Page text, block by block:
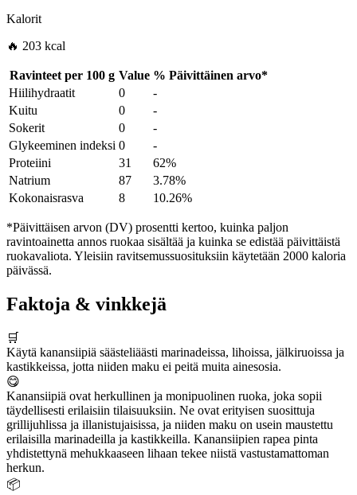
Kalorit
🔥 203 kcal
Ravinteet per 100 g Value % Päivittäinen arvo*
Hiilihydraatit
0
-
Kuitu
0
-
Sokerit
0
-
Glykeeminen indeksi 0
-
Proteiini
31
62%
Natrium
87
3.78%
Kokonaisrasva
8 10.26%
*Päivittäisen arvon (DV) prosentti kertoo, kuinka paljon
ravintoainetta annos ruokaa sisältää ja kuinka se edistää päivittäistä
ruokavaliota. Yleisiin ravitsemussuosituksiin käytetään 2000 kaloria
päivässä.
Faktoja & vinkkejä
🛒
Käytä kanansiipiä säästeliäästi marinadeissa, lihoissa, jälkiruoissa ja
kastikkeissa, jotta niiden maku ei peitä muita ainesosia.
😋
Kanansiipiä ovat herkullinen ja monipuolinen ruoka, joka sopii
täydellisesti erilaisiin tilaisuuksiin. Ne ovat erityisen suosittuja
grillijuhlissa ja illanistujaisissa, ja niiden maku on usein maustettu
erilaisilla marinadeilla ja kastikkeilla. Kanansiipien rapea pinta
yhdistettynä mehukkaaseen lihaan tekee niistä vastustamattoman
herkun.
📦